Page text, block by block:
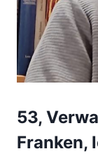
53,
Franken,